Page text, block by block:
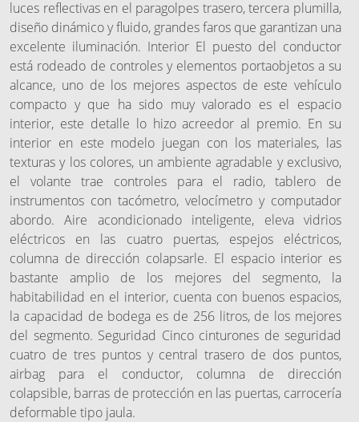
luces reflectivas en el paragolpes trasero, tercera plumilla,
diseño dinámico y fluido, grandes faros que garantizan una
excelente iluminación. Interior El puesto del conductor
está rodeado de controles y elementos portaobjetos a su
alcance, uno de los mejores aspectos de este vehículo
compacto y que ha sido muy valorado es el espacio
interior, este detalle lo hizo acreedor al premio. En su
interior en este modelo juegan con los materiales, las
texturas y los colores, un ambiente agradable y exclusivo,
el volante trae controles para el radio, tablero de
instrumentos con tacómetro, velocímetro y computador
abordo. Aire acondicionado inteligente, eleva vidrios
eléctricos en las cuatro puertas, espejos eléctricos,
columna de dirección colapsarle. El espacio interior es
bastante amplio de los mejores del segmento, la
habitabilidad en el interior, cuenta con buenos espacios,
la capacidad de bodega es de 256 litros, de los mejores
del segmento. Seguridad Cinco cinturones de seguridad
cuatro de tres puntos y central trasero de dos puntos,
airbag para el conductor, columna de dirección
colapsible, barras de protección en las puertas, carrocería
deformable tipo jaula.